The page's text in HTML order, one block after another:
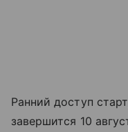
Ранний доступ
завершится 10